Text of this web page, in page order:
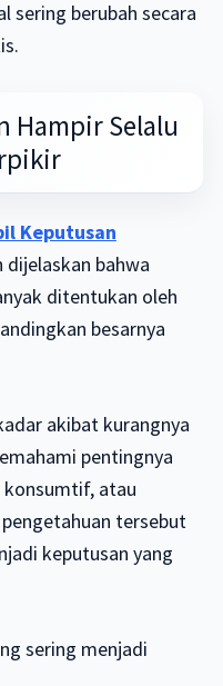
sering berubah secara
Hampir Selalu
Keputusan
dijelaskan bahwa
ditentukan oleh
besarnya
akibat kurangnya
pentingnya
konsumtif, atau
tersebut
keputusan yang
sering menjadi